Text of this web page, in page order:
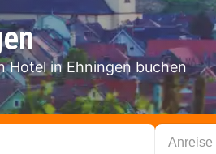
Hotel in Ehningen buchen
Anreise